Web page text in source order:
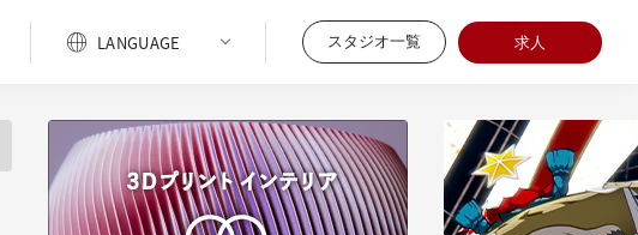
スタジオ一覧 求人